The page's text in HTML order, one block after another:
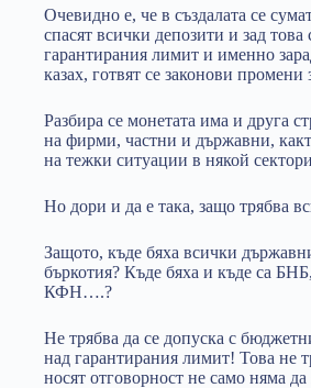
Очевидно е, че в създалата се
спасят всички депозити и зад
гарантирания лимит и именно
казах, готвят се законови
Разбира се монетата има и друга
на фирми, частни и държавни,
на тежки ситуации в някой
Но дори и да е така, защо трябва
Защото, къде бяха всички
бъркотия? Къде бяха и къде са
КФН….?
Не трябва да се допуска с
над гарантирания лимит! Това не
носят отговорност не само няма